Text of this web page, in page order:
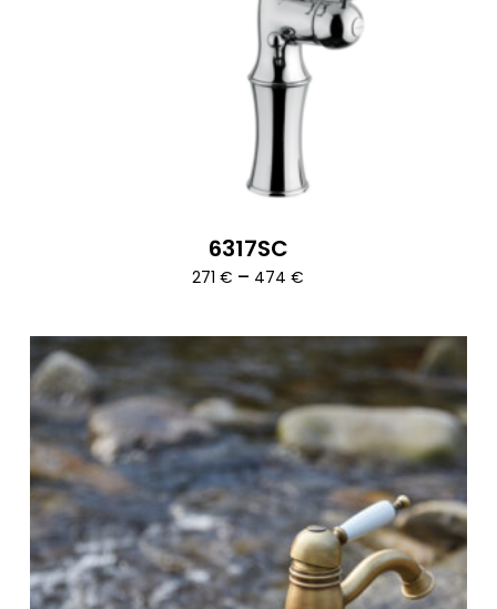
6317SC
271€ – 474€